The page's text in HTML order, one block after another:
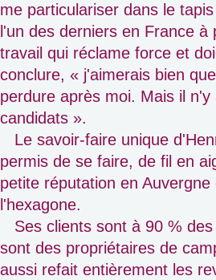
me particulariser dans le
l'un des derniers en France à
travail qui réclame force et
conclure, « j'aimerais bien
perdure après moi. Mais il
candidats ».
Le savoir-faire unique
permis de se faire, de fil en
petite réputation en
l'hexagone.
Ses clients sont à 90 %
sont des propriétaires de
aussi refait entièrement les